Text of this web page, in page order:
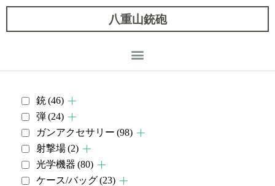
八重山銃砲
銃(46)
弾(24)
ガンアクセサリー (98)
射撃場(2)
光学機器 (80)
ケース/バッグ(23)